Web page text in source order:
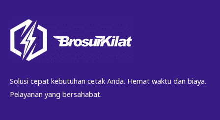
Solusi cepat kebutuhan cetak Anda. Hemat waktu dan biaya.
Pelayanan yang bersahabat.